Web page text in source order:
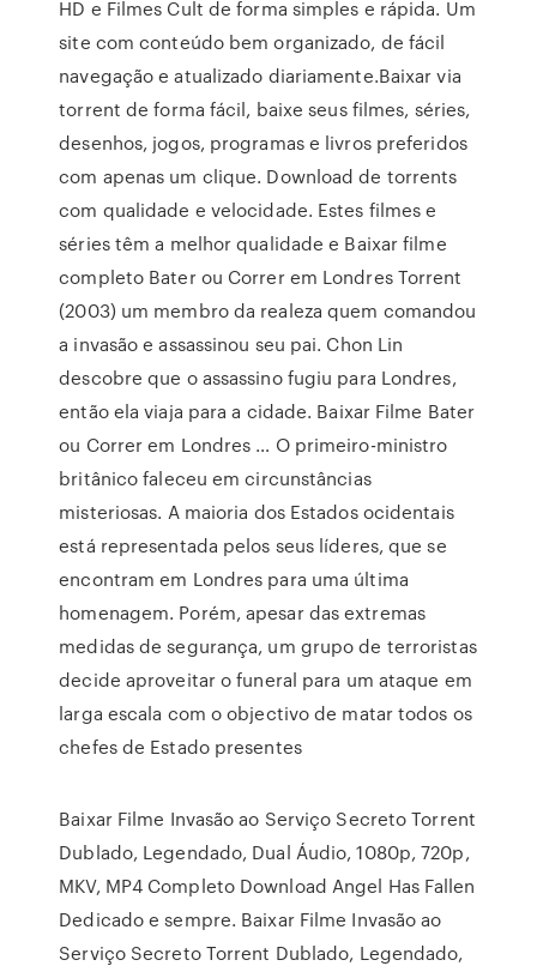
HD e Filmes Cult de forma simples e rápida. Um
site com conteúdo bem organizado, de fácil
navegação e atualizado diariamente.Baixar via
torrent de forma fácil, baixe seus filmes, séries,
desenhos, jogos, programas e livros preferidos
com apenas um clique. Download de torrents
com qualidade e velocidade. Estes filmes e
séries têm a melhor qualidade e Baixar filme
completo Bater ou Correr em Londres Torrent
(2003) um membro da realeza quem comandou
a invasão e assassinou seu pai. Chon Lin
descobre que o assassino fugiu para Londres,
então ela viaja para a cidade. Baixar Filme Bater
ou Correr em Londres … O primeiro-ministro
britânico faleceu em circunstâncias
misteriosas. A maioria dos Estados ocidentais
está representada pelos seus líderes, que se
encontram em Londres para uma última
homenagem. Porém, apesar das extremas
medidas de segurança, um grupo de terroristas
decide aproveitar o funeral para um ataque em
larga escala com o objectivo de matar todos os
chefes de Estado presentes
Baixar Filme Invasão ao Serviço Secreto Torrent
Dublado, Legendado, Dual Áudio, 1080p, 720p,
MKV, MP4 Completo Download Angel Has Fallen
Dedicado e sempre. Baixar Filme Invasão ao
Serviço Secreto Torrent Dublado, Legendado,